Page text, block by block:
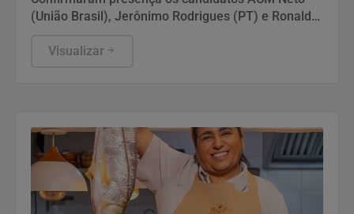
(União Brasil), Jerônimo Rodrigues (PT) e Ronaldo
ou coligações cujos partidos possuem, no mínimo,
Visualizar